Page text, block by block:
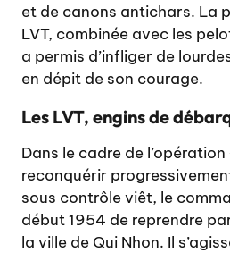
et de canons antichars. La
LVT, combinée avec les
a permis d’infliger de
en dépit de son courage.
Les LVT, engins de
Dans le cadre de
reconquérir
sous contrôle viêt, le
début 1954 de reprendre
la ville de Qui Nhon. Il